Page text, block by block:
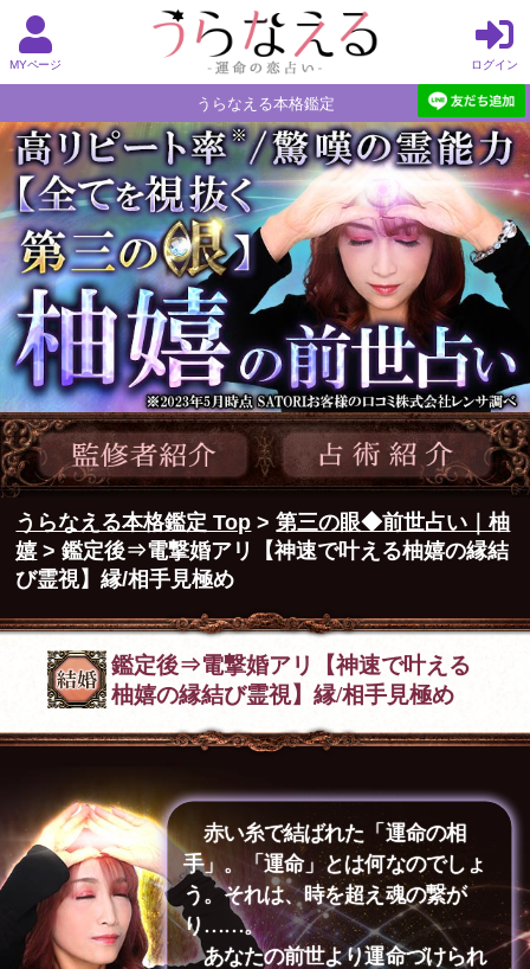
MYページ ログイン
うらなえる本格鑑定
うらなえる本格鑑定 Top >第三の眼◆前世占い｜柚
嬉> 鑑定後⇒電撃婚アリ【神速で叶える柚嬉の縁結
び霊視】縁/相手見極め
鑑定後⇒電撃婚アリ【神速で叶える
柚嬉の縁結び霊視】縁/相手見極め
赤い糸で結ばれた「運命の相
手」。「運命」とは何なのでしょ
う。それは、時を超え魂の繋が
り……。
あなたの前世より運命づけられ